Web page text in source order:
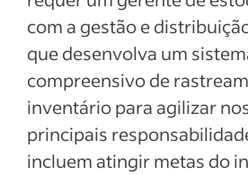
com a gestão e
que desenvolva um
compreensivo de
inventário para agilizar
principais
incluem atingir metas do